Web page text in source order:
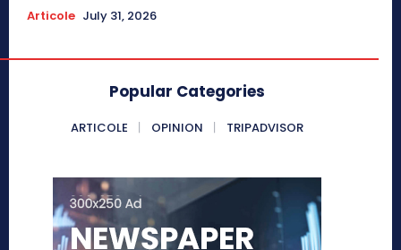
Articole July 31, 2026
Popular Categories
ARTICOLE OPINION TRIPADVISOR